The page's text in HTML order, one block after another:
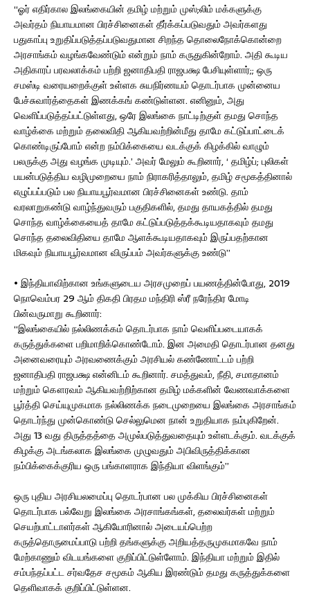
“ஓர் எதிர்கால இலங்கையின் தமிழ் மற்றும் முஸ்;லிம் மக்களுக்கு
அவர்தம் நியாயமான பிரச்சினைகள் தீர்க்கப்படுவதும் அவர்களது
பதுகாப்பு உறுதிப்படுத்தப்படுவதுமான சிறந்த தொலைநோக்கொன்றை
அரசாங்கம் வழங்கவேண்டும் என்றும் நாம் கருதுகின்றோம். அதி கூடிய
அதிகாரப் பரவலாக்கம் பற்றி ஜனாதிபதி ராஜபக்ஷ பேசியுள்ளார்;; ஒரு
சமஸ்டி வரையறைக்குள் உள்ளக சுயநிர்ணயம் தொடர்பாக முன்னைய
பேச்சுவார்த்தைகள் இணக்கங் கண்டுள்ளன. எனினும், அது
வெளிப்படுத்தப்பட்டுள்ளது, ஒரே இலங்கை நாட்டிற்குள் தமது சொந்த
வாழ்க்கை மற்றும் தலைவிதி ஆகியவற்றின்மீது தாமே கட்டுப்பாட்டைக்
கொண்டிருப்போம் என்ற நம்பிக்கையை வடக்குக் கிழக்கில் வாழும்
பலருக்கு அது வழங்க முடியும்.’ அவர் மேலும் கூறினார், ‘ தமிழ்ப்; புலிகள்
பயன்படுத்திய வழிமுறையை நாம் நிராகரித்தாலும், தமிழ் சமூகத்தினால்
எழுப்பப்படும் பல நியாயபூர்வமான பிரச்சினைகள் உண்டு. தாம்
வரலாறுகண்டு வாழ்ந்துவரும் பகுதிகளில், தமது தாயகத்தில் தமது
சொந்த வாழ்க்கையைத் தாமே கட்டுப்படுத்தக்கூடியதாகவும் தமது
சொந்த தலைவிதியை தாமே ஆளக்கூடியதாகவும் இருப்பதற்கான
மிகவும் நியாயபூர்வமான விருப்பம் அவர்களுக்கு உண்டு”
• இந்தியாவிற்கான உங்களுடைய அரசமுறைப் பயணத்தின்போது, 2019
நொவெம்பர 29 ஆம் திகதி பிரதம மந்திரி ஸ்ரீ நரேந்திர மோடி
பின்வருமாறு கூறினார்:
“இலங்கையில் நல்லிணக்கம் தொடர்பாக நாம் வெளிப்படையாகக்
கருத்துக்களை பறிமாறிக்கொண்டோம். இன அமைதி தொடர்பான தனது
அனைவரையும் அரவணைக்கும் அரசியல் கண்ணோட்டம் பற்றி
ஜனாதிபதி ராஜபக்ஷ என்னிடம் கூறினார். சமத்துவம், நீதி, சமாதானம்
மற்றும் கௌரவம் ஆகியவற்றிற்கான தமிழ் மக்களின் வேணவாக்களை
பூர்த்தி செய்யுமுகமாக நல்லிணக்க நடைமுறையை இலங்கை அரசாங்கம்
தொடர்ந்து முன்கொண்டு செல்லுமென நான் உறுதியாக நம்புகிறேன்.
அது 13 வது திருத்தத்தை அமுல்படுத்துவதையும் உள்ளடக்கும். வடக்குக்
கிழக்கு அடங்கலாக இலங்கை முழுவதும் அபிவிருத்திக்கான
நம்பிக்கைக்குரிய ஒரு பங்காளராக இந்தியா விளங்கும்”
ஒரு புதிய அரசியலமைப்பு தொடர்பான பல முக்கிய பிரச்சினைகள்
தொடர்பாக பல்வேறு இலங்கை அரசாங்கங்கள், தலைவர்கள் மற்றும்
செயற்பாட்டாளர்கள் ஆகியோரினால் அடையப்பெற்ற
கருத்தொருமைப்பாடு பற்றி தங்களுக்கு அறியத்தருமுகமாகவே நாம்
மேற்காணும் விடயங்களை குறிப்பிட்டுள்ளோம். இந்தியா மற்றும் இதில்
சம்பந்தப்பட்ட சர்வதேச சமூகம் ஆகிய இரண்டும் தமது கருத்துக்களை
தெளிவாகக் குறிப்பிட்டுள்ளன.